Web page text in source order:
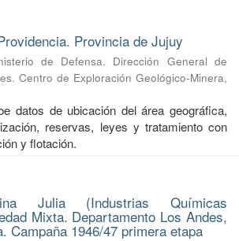
Provincia de Jujuy
de Defensa. Dirección General de
Centro de Exploración Geológico-Minera,
datos de ubicación del área geográfica,
reservas, leyes y tratamiento con
y flotación.
Julia (Industrias Químicas
Mixta. Departamento Los Andes,
Campaña 1946/47 primera etapa